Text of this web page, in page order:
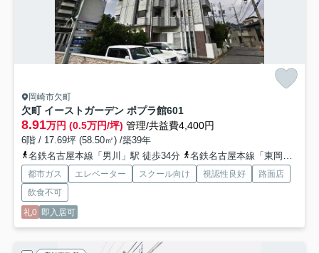
岡崎市欠町
欠町 イーストガーデン ポプラ館601
8.91万円 (0.5万円/坪) 管理/共益費4,400円
6階 / 17.69坪 (58.50㎡) /築39年
名鉄名古屋本線「男川」駅 徒歩34分
名鉄名古屋本線「東岡崎」駅 徒歩38分
都市ガス エレベーター スクール向け 視認性良好
路面店
飲食不可
礼0 即入居可